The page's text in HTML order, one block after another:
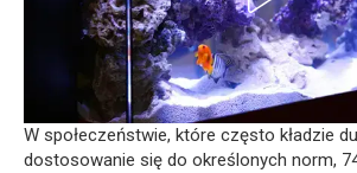
W społeczeństwie, które często kładzie
dostosowanie się do określonych norm,